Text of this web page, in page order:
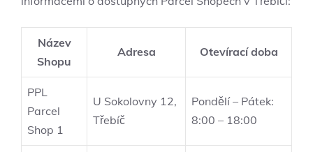
Název
Shopu
Adresa Otevírací doba
PPL
Parcel
Shop 1
U Sokolovny 12,
Třebíč
Pondělí – Pátek:
8:00 – 18:00